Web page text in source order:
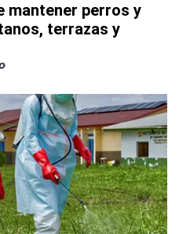
mantener perros y
terrazas y